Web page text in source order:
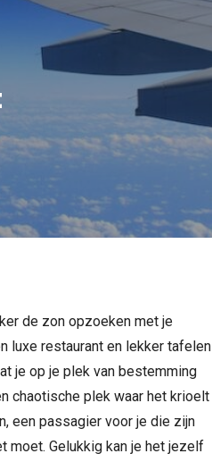
de zon opzoeken met je
luxe restaurant en lekker tafelen
je op je plek van bestemming
chaotische plek waar het krioelt
een passagier voor je die zijn
moet. Gelukkig kan je het jezelf